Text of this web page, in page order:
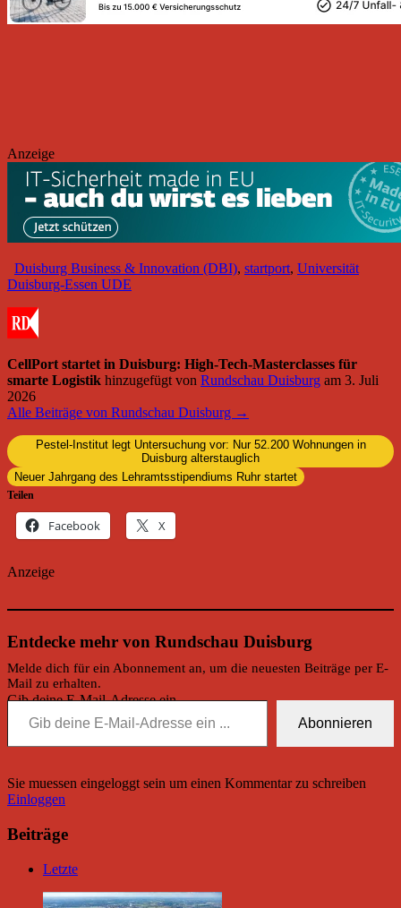
Anzeige
Duisburg Business & Innovation (DBI), startport, Universität
Duisburg-Essen UDE
CellPort startet in Duisburg: High-Tech-Masterclasses für
smarte Logistik hinzugefügt von Rundschau Duisburg am 3. Juli
2026
Alle Beiträge von Rundschau Duisburg →
Pestel-Institut legt Untersuchung vor: Nur 52.200 Wohnungen in
Duisburg alterstauglich
Neuer Jahrgang des Lehramtsstipendiums Ruhr startet
Teilen
Facebook X
Anzeige
Entdecke mehr von Rundschau Duisburg
Melde dich für ein Abonnement an, um die neuesten Beiträge per E-
Mail zu erhalten.
Gib deine E-Mail-Adresse ein ...
Abonnieren
Sie muessen eingeloggt sein um einen Kommentar zu schreiben
Einloggen
Beiträge
Letzte